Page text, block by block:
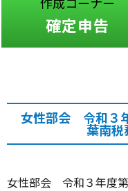
特設
女性部会 令和３
葉南税
女性部会 令和３年度